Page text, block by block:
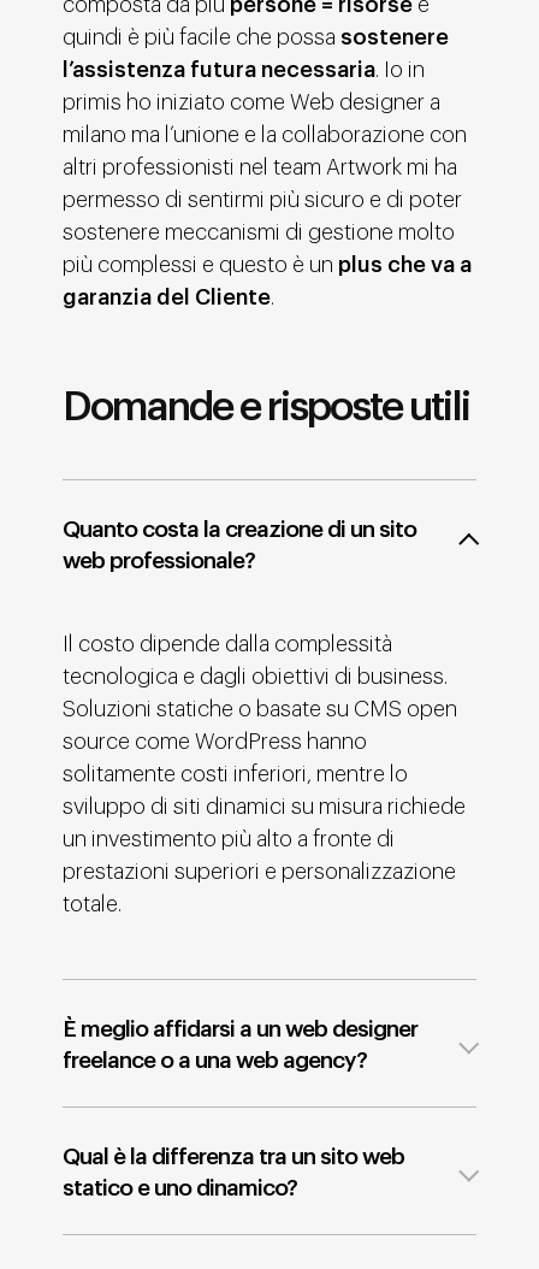
composta da più persone = risorse e
quindi è più facile che possa sostenere
l’assistenza futura necessaria. Io in
primis ho iniziato come Web designer a
milano ma l’unione e la collaborazione con
altri professionisti nel team Artwork mi ha
permesso di sentirmi più sicuro e di poter
sostenere meccanismi di gestione molto
più complessi e questo è un plus che va a
garanzia del Cliente.
Domande e risposte utili
Quanto costa la creazione di un sito
web professionale?
Il costo dipende dalla complessità
tecnologica e dagli obiettivi di business.
Soluzioni statiche o basate su CMS open
source come WordPress hanno
solitamente costi inferiori, mentre lo
sviluppo di siti dinamici su misura richiede
un investimento più alto a fronte di
prestazioni superiori e personalizzazione
totale.
È meglio affidarsi a un web designer
freelance o a una web agency?
Qual è la differenza tra un sito web
statico e uno dinamico?